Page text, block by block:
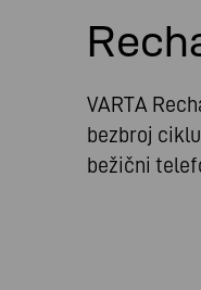
VARTA
bezbroj
bežični